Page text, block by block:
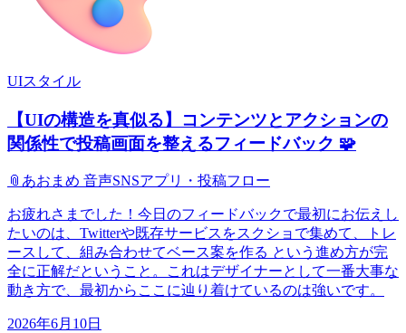
UIスタイル
【UIの構造を真似る】コンテンツとアクションの
関係性で投稿画面を整えるフィードバック 🧩
📎 あおまめ 音声SNSアプリ・投稿フロー
お疲れさまでした！今日のフィードバックで最初にお伝えし
たいのは、Twitterや既存サービスをスクショで集めて、トレ
ースして、組み合わせてベース案を作る という進め方が完
全に正解だということ。これはデザイナーとして一番大事な
動き方で、最初からここに辿り着けているのは強いです。
2026年6月10日